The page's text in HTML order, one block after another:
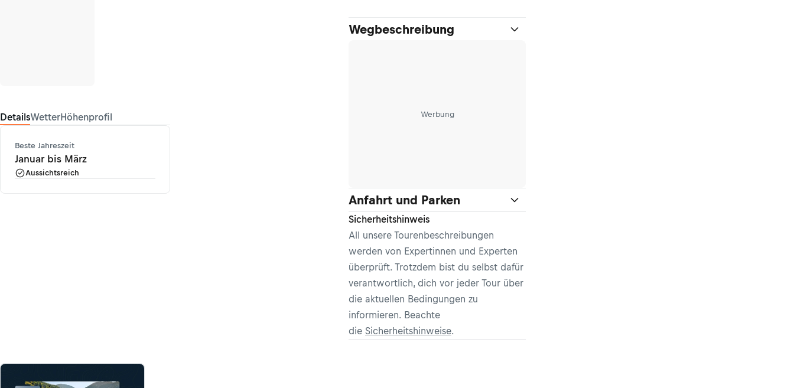
DetailsWetterHöhenprofil
Beste Jahreszeit
Januar bis März
Aussichtsreich
Wegbeschreibung
Werbung
Anfahrt und Parken
Sicherheitshinweis
All unsere Tourenbeschreibungen
werden von Expertinnen und Experten
überprüft. Trotzdem bist du selbst dafür
verantwortlich, dich vor jeder Tour über
die aktuellen Bedingungen zu
informieren. Beachte
die Sicherheitshinweise.